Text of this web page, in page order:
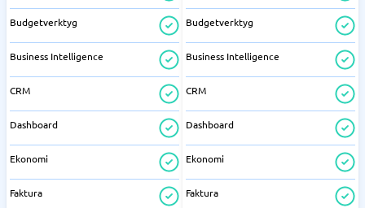
Budgetverktyg
Business Intelligence
CRM
Dashboard
Ekonomi
Faktura
Budgetverktyg
Business Intelligence
CRM
Dashboard
Ekonomi
Faktura